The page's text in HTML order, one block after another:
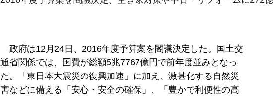
政府は12月24日、2016年度予算案を閣議決定した。国土交
通省関係では、国費が総額5兆7767億円で前年度並みとなっ
た。「東日本大震災の復興加速」に加え、激甚化する自然災
害などに備える「安心・安全の確保」、「豊かで利便性の高